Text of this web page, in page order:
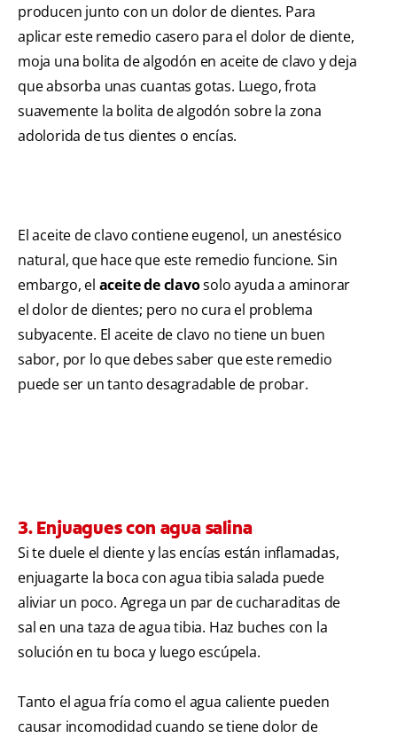
producen junto con un dolor de dientes. Para
aplicar este remedio casero para el dolor de diente,
moja una bolita de algodón en aceite de clavo y deja
que absorba unas cuantas gotas. Luego, frota
suavemente la bolita de algodón sobre la zona
adolorida de tus dientes o encías.
El aceite de clavo contiene eugenol, un anestésico
natural, que hace que este remedio funcione. Sin
embargo, el aceite de clavosolo ayuda a aminorar
el dolor de dientes; pero no cura el problema
subyacente. El aceite de clavo no tiene un buen
sabor, por lo que debes saber que este remedio
puede ser un tanto desagradable de probar.
3. Enjuagues con agua salina
Si te duele el diente y las encías están inflamadas,
enjuagarte la boca con agua tibia salada puede
aliviar un poco. Agrega un par de cucharaditas de
sal en una taza de agua tibia. Haz buches con la
solución en tu boca y luego escúpela.
Tanto el agua fría como el agua caliente pueden
causar incomodidad cuando se tiene dolor de